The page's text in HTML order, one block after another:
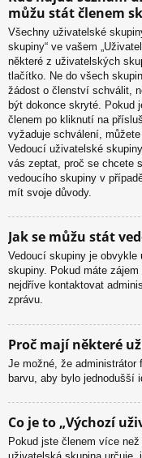
můžu stát členem
Všechny uživatelské
skupiny“ ve vašem
některé z uživatelských
tlačítko. Ne do všech
žádost o členství schválit,
být dokonce skryté. Pokud
členem po kliknutí na
vyžaduje schválení,
Vedoucí uživatelské
vás zeptat, proč se chcete
vedoucího skupiny v
mít svoje důvody.
Jak se můžu stát
Vedoucí skupiny je obvykle
skupiny. Pokud máte
nejdříve kontaktovat
zprávu.
Proč mají některé
Je možné, že administrátor
barvu, aby bylo jednodušší
Co je to „Výchozí
Pokud jste členem více